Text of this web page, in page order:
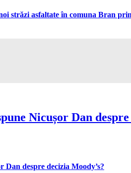
străzi asfaltate în comuna Bran
Nicușor Dan despre
despre decizia Moody’s?